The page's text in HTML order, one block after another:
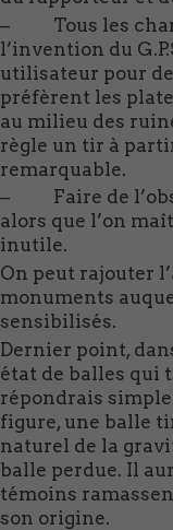
– Tous les
l’invention du
utilisateur pour
préfèrent les
au milieu des
règle un tir à
remarquable.
– Faire de
alors que l’on
inutile.
On peut rajouter
monuments
sensibilisés.
Dernier point,
état de balles qui
répondrais
figure, une balle
naturel de la
balle perdue. Il
témoins
son origine.